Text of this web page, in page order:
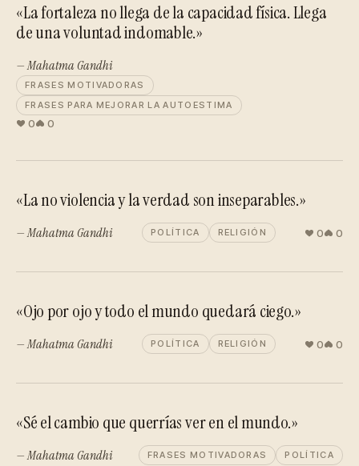
«La fortaleza no llega de la capacidad física. Llega
de una voluntad indomable.»
— Mahatma Gandhi
FRASES MOTIVADORAS
FRASES PARA MEJORAR LA AUTOESTIMA
0 0
«La no violencia y la verdad son inseparables.»
— Mahatma Gandhi POLÍTICA RELIGIÓN 0 0
«Ojo por ojo y todo el mundo quedará ciego.»
— Mahatma Gandhi POLÍTICA RELIGIÓN 0 0
«Sé el cambio que querrías ver en el mundo.»
— Mahatma Gandhi FRASES MOTIVADORAS POLÍTICA